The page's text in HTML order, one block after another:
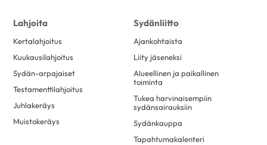
Lahjoita
Kertalahjoitus
Kuukausilahjoitus
Sydän-arpajaiset
Testamenttilahjoitus
Juhlakeräys
Muistokeräys
Sydänliitto
Ajankohtaista
Liity jäseneksi
Alueellinen ja paikallinen
toiminta
Tukea harvinaisempiin
sydänsairauksiin
Sydänkauppa
Tapahtumakalenteri